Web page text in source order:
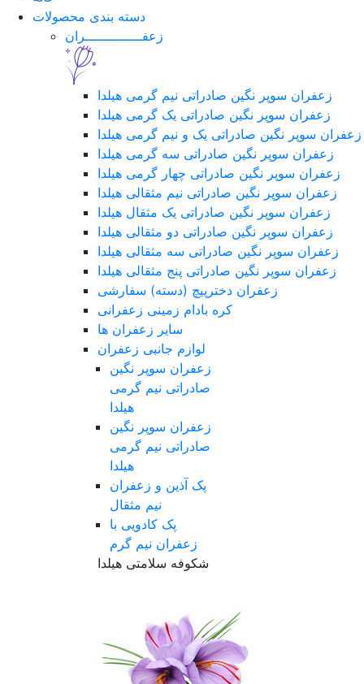
دسته بندی محصولات
زعفــــــــــــــران
زعفران سوپر نگین صادراتی نیم گرمی هیلدا
زعفران سوپر نگین صادراتی یک گرمی هیلدا
زعفران سوپر نگین صادراتی یک و نیم گرمی هیلدا
زعفران سوپر نگین صادراتی سه گرمی هیلدا
زعفران سوپر نگین صادراتی چهار گرمی هیلدا
زعفران سوپر نگین صادراتی نیم مثقالی هیلدا
زعفران سوپر نگین صادراتی یک مثقال هیلدا
زعفران سوپر نگین صادراتی دو مثقالی هیلدا
زعفران سوپر نگین صادراتی سه مثقالی هیلدا
زعفران سوپر نگین صادراتی پنج مثقالی هیلدا
زعفران دخترپیچ (دسته) سفارشی
کره بادام زمینی زعفرانی
سایر زعفران ها
لوازم جانبی زعفران
زعفران سوپر نگین
صادراتی نیم گرمی
هیلدا
زعفران سوپر نگین
صادراتی نیم گرمی
هیلدا
پک آذین و زعفران
نیم مثقال
پک کادویی با
زعفران نیم گرم
شکوفه سلامتی هیلدا